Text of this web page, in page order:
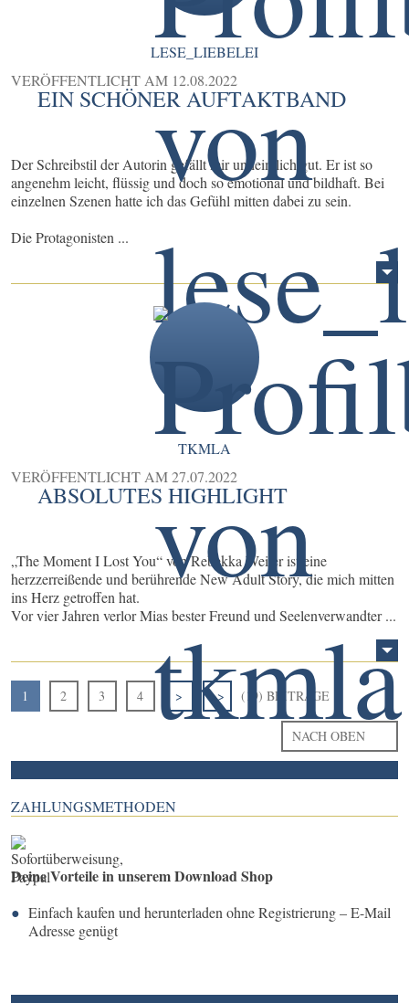
LESE_LIEBELEI
VERÖFFENTLICHT AM 12.08.2022
EIN SCHÖNER AUFTAKTBAND
Der Schreibstil der Autorin gefällt mir unheimlich gut. Er ist so
angenehm leicht, flüssig und doch so emotional und bildhaft. Bei
einzelnen Szenen hatte ich das Gefühl mitten dabei zu sein.
Die Protagonisten ...
TKMLA
VERÖFFENTLICHT AM27.07.2022
ABSOLUTES HIGHLIGHT
„The Moment I Lost You“ von Rebekka Weiler ist eine
herzzerreißende und berührende New Adult Story, die mich mitten
ins Herz getroffen hat.
Vor vier Jahren verlor Mias bester Freund und Seelenverwandter ...
1 2 3 4 > >> (19) BEITRÄGE
NACH OBEN
ZAHLUNGSMETHODEN
Deine Vorteile in unserem Download Shop
Einfach kaufen und herunterladen ohne Registrierung – E-Mail
Adresse genügt